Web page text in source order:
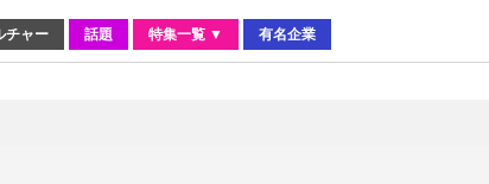
チャー 話題 特集一覧 ▼ 有名企業